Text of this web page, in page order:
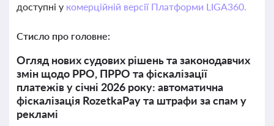
доступні у комерційній версії Платформи LIGA360.
Стисло про головне:
Огляд нових судових рішень та законодавчих
змін щодо РРО, ПРРО та фіскалізації
платежів у січні 2026 року: автоматична
фіскалізація RozetkaPay та штрафи за спам у
рекламі